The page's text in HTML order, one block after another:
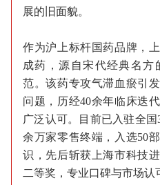
展的旧面貌。
作为沪上标杆国药品牌，
成药，源自宋代经典名
范。该药专攻气滞血瘀引
问题，历经40余年临床迭
广泛认可。目前已入驻全
余万家零售终端，入选50
识，先后斩获上海市科技
二等奖，专业口碑与市场认